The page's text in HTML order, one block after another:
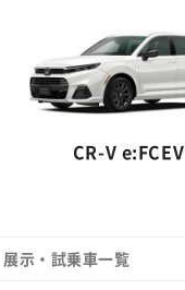
CR-V e:FCEV
展示・試乗車一覧